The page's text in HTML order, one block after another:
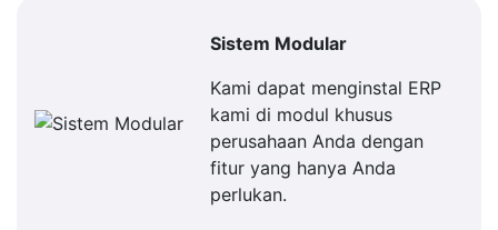
Sistem Modular
Kami dapat menginstal ERP
kami di modul khusus
perusahaan Anda dengan
fitur yang hanya Anda
perlukan.